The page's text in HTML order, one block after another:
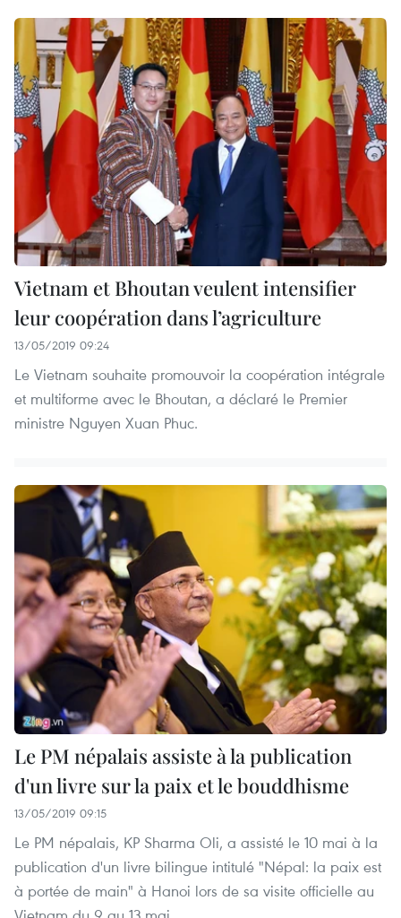
Vietnam et Bhoutan veulent intensifier
leur coopération dans l’agriculture
13/05/2019 09:24
Le Vietnam souhaite promouvoir la coopération intégrale
et multiforme avec le Bhoutan, a déclaré le Premier
ministre Nguyen Xuan Phuc.
Le PM népalais assiste à la publication
d'un livre sur la paix et le bouddhisme
13/05/2019 09:15
Le PM népalais, KP Sharma Oli, a assisté le 10 mai à la
publication d'un livre bilingue intitulé "Népal: la paix est
à portée de main" à Hanoi lors de sa visite officielle au